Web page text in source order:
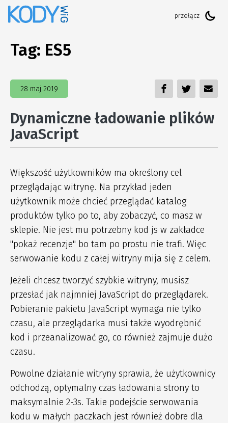
Tag: ES5
28 maj 2019
Dynamiczne ładowanie plików
JavaScript
Większość użytkowników ma określony cel
przeglądając witrynę. Na przykład jeden
użytkownik może chcieć przeglądać katalog
produktów tylko po to, aby zobaczyć, co masz w
sklepie. Nie jest mu potrzebny kod js w zakładce
"pokaż recenzje" bo tam po prostu nie trafi. Więc
serwowanie kodu z całej witryny mija się z celem.
Jeżeli chcesz tworzyć szybkie witryny, musisz
przesłać jak najmniej JavaScript do przeglądarek.
Pobieranie pakietu JavaScript wymaga nie tylko
czasu, ale przeglądarka musi także wyodrębnić
kod i przeanalizować go, co również zajmuje dużo
czasu.
Powolne działanie witryny sprawia, że użytkownicy
odchodzą, optymalny czas ładowania strony to
maksymalnie 2-3s. Takie podejście serwowania
kodu w małych paczkach jest również dobre dla